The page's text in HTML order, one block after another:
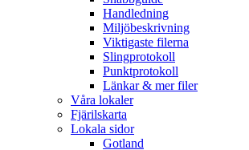
Handledning
Miljöbeskrivning
Viktigaste filerna
Slingprotokoll
Punktprotokoll
Länkar & mer filer
Våra lokaler
Fjärilskarta
Lokala sidor
Gotland